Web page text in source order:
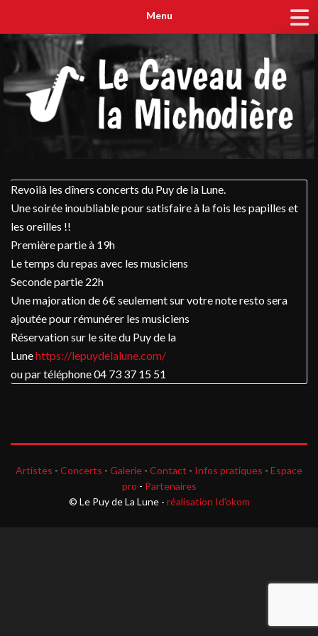
Menu
Revoilà les dîners concerts du Puy de la Lune.
Une soirée inoubliable pour satisfaire à la fois les papilles et
les oreilles !!
Première partie à 19h
Le temps du repas avec les musiciens
Seconde partie 22h
Une majoration de 6€ seulement sur votre note resto sera
ajoutée pour rémunérer les musiciens
Réservation sur le site du Puy de la
Lunehttps://lepuydelalune.com/
ou par téléphone 04 73 37 15 51
Artistes - Concerts - Galerie - Contact - Infos pratiques - Espace
pro - Partenaires
© Le Puy de La Lune - réalisation Id'okom